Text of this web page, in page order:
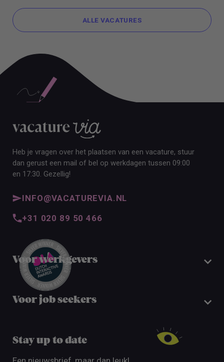
ALLE VACATURES
Heb je vragen over het plaatsen van een vacature, stuur
dan gerust een mail of bel op werkdagen tussen 09:00
en 17:30. Gezellig!
INFO@VACATUREVIA.NL
+31 020 89 50 466
Voor werkgevers
Voor job seekers
Stay up to date